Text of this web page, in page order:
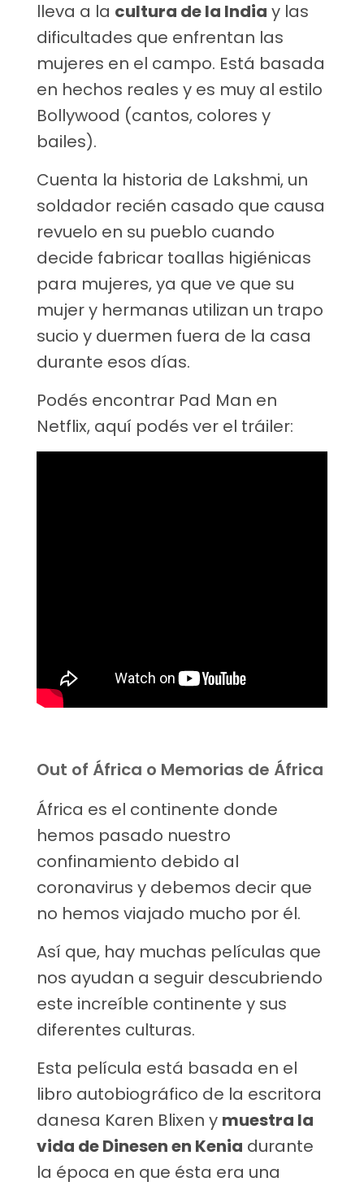
lleva a la cultura de la India y las
dificultades que enfrentan las
mujeres en el campo. Está basada
en hechos reales y es muy al estilo
Bollywood (cantos, colores y
bailes).
Cuenta la historia de Lakshmi, un
soldador recién casado que causa
revuelo en su pueblo cuando
decide fabricar toallas higiénicas
para mujeres, ya que ve que su
mujer y hermanas utilizan un trapo
sucio y duermen fuera de la casa
durante esos días.
Podés encontrar Pad Man en
Netflix, aquí podés ver el tráiler:
Out of África o Memorias de África
África es el continente donde
hemos pasado nuestro
confinamiento debido al
coronavirus y debemos decir que
no hemos viajado mucho por él.
Así que, hay muchas películas que
nos ayudan a seguir descubriendo
este increíble continente y sus
diferentes culturas.
Esta película está basada en el
libro autobiográfico de la escritora
danesa Karen Blixen y muestra la
vida de Dinesen en Kenia durante
la época en que ésta era una